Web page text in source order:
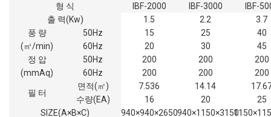
형 식 IBF-2000 IBF-3000
IBF-
출 력(Kw)
1.5 2.2
3.7
풍 량
(㎥/min)
50Hz 15 25
40
60Hz
20 30
45
정 압
(mmAq)
50Hz 200 200
200
60Hz
200 200 200
필 터
면적(㎡) 7.536 14.14
수량(EA)
16 20
25
SIZE(A×B×C)
940×940×2650940×1150×3150